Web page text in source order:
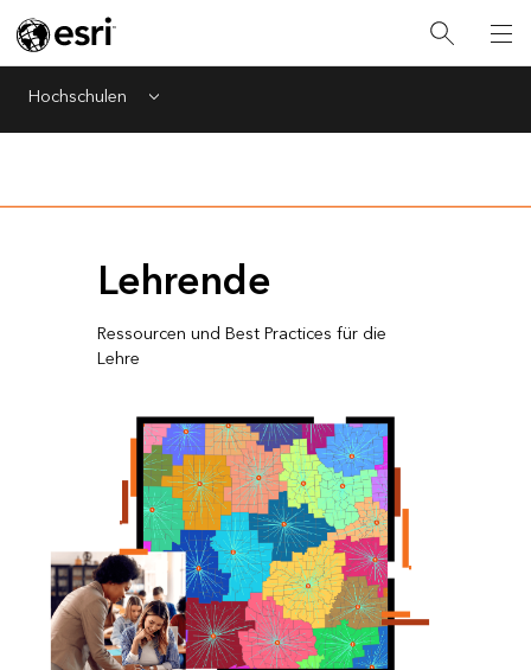
Hochschulen Menu
Lehrende
Ressourcen und Best Practices für die
Lehre